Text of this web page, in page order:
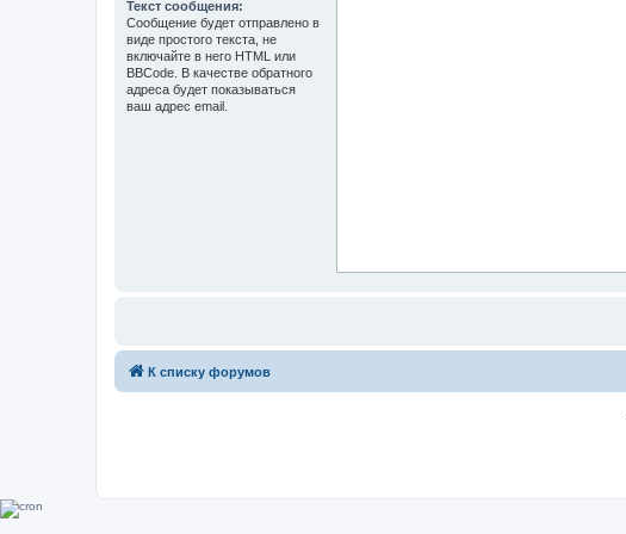
Текст сообщения:
Сообщение будет отправлено в
виде простого текста, не
включайте в него HTML или
BBCode. В качестве обратного
адреса будет показываться
ваш адрес email.
К списку форумов